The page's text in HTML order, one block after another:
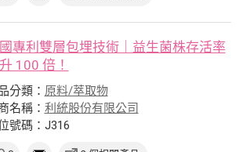
專利雙層包埋技術｜益生菌株存活率
100 倍！
分類： 原料/萃取物
名稱： 利統股份有限公司
號碼：J316